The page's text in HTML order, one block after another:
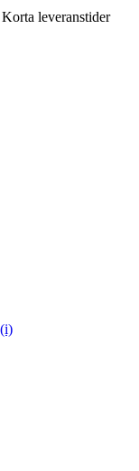
Korta leveranstider